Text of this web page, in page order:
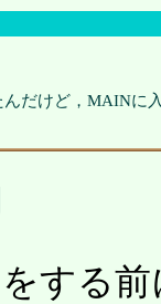
んだけど，MAINに
をする